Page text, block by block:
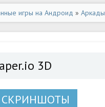
игры на Андроид » Аркады
3D
СКРИНШОТЫ